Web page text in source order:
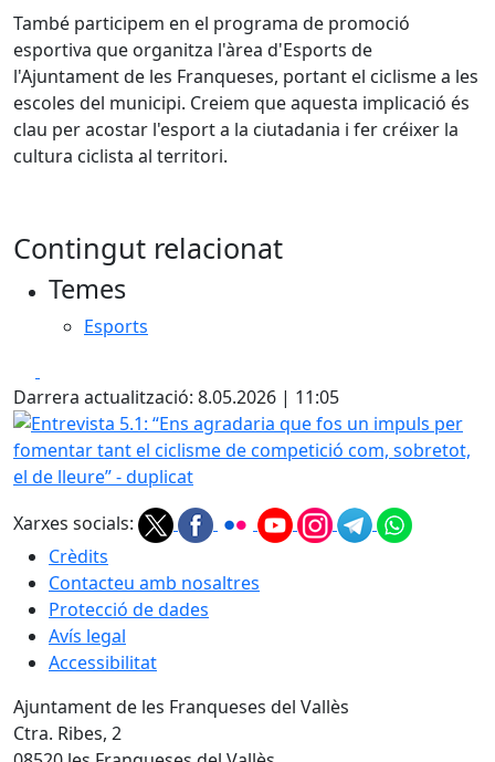
També participem en el programa de promoció
esportiva que organitza l'àrea d'Esports de
l'Ajuntament de les Franqueses, portant el ciclisme a les
escoles del municipi. Creiem que aquesta implicació és
clau per acostar l'esport a la ciutadania i fer créixer la
cultura ciclista al territori.
Contingut relacionat
Temes
Esports
Darrera actualització: 8.05.2026 | 11:05
Entrevista 5.1: “Ens agradaria que fos un impuls per
Xarxes socials:
Crèdits
Contacteu amb nosaltres
Protecció de dades
Avís legal
Accessibilitat
Ajuntament de les Franqueses del Vallès
Ctra. Ribes, 2